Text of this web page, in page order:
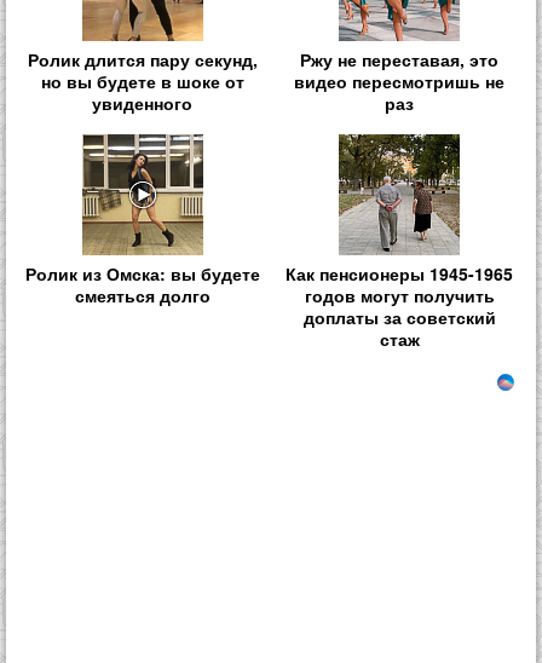
Ролик длится пару секунд,
но вы будете в шоке от
увиденного
Ржу не переставая, это
видео пересмотришь не
раз
Ролик из Омска: вы будете
смеяться долго
Как пенсионеры 1945-1965
годов могут получить
доплаты за советский
стаж